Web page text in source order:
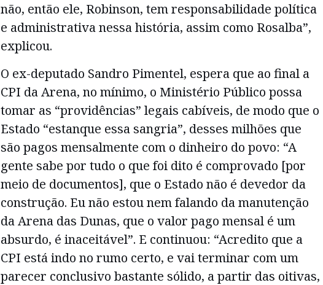
não, então ele, Robinson, tem responsabilidade política
e administrativa nessa história, assim como Rosalba”,
explicou.
O ex-deputado Sandro Pimentel, espera que ao final a
CPI da Arena, no mínimo, o Ministério Público possa
tomar as “providências” legais cabíveis, de modo que o
Estado “estanque essa sangria”, desses milhões que
são pagos mensalmente com o dinheiro do povo: “A
gente sabe por tudo o que foi dito é comprovado [por
meio de documentos], que o Estado não é devedor da
construção. Eu não estou nem falando da manutenção
da Arena das Dunas, que o valor pago mensal é um
absurdo, é inaceitável”. E continuou: “Acredito que a
CPI está indo no rumo certo, e vai terminar com um
parecer conclusivo bastante sólido, a partir das oitivas,